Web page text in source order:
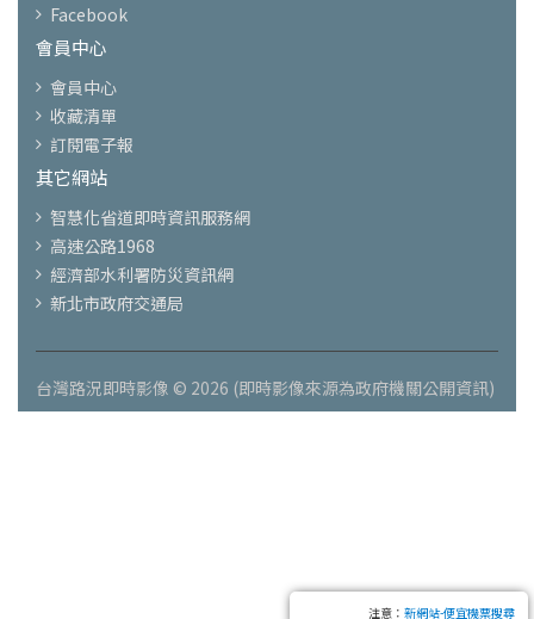
Facebook
會員中心
會員中心
收藏清單
訂閱電子報
其它網站
智慧化省道即時資訊服務網
高速公路1968
經濟部水利署防災資訊網
新北市政府交通局
台灣路況即時影像 © 2026 (即時影像來源為政府機關公開資訊)
注意： 新網站-便宜機票搜尋